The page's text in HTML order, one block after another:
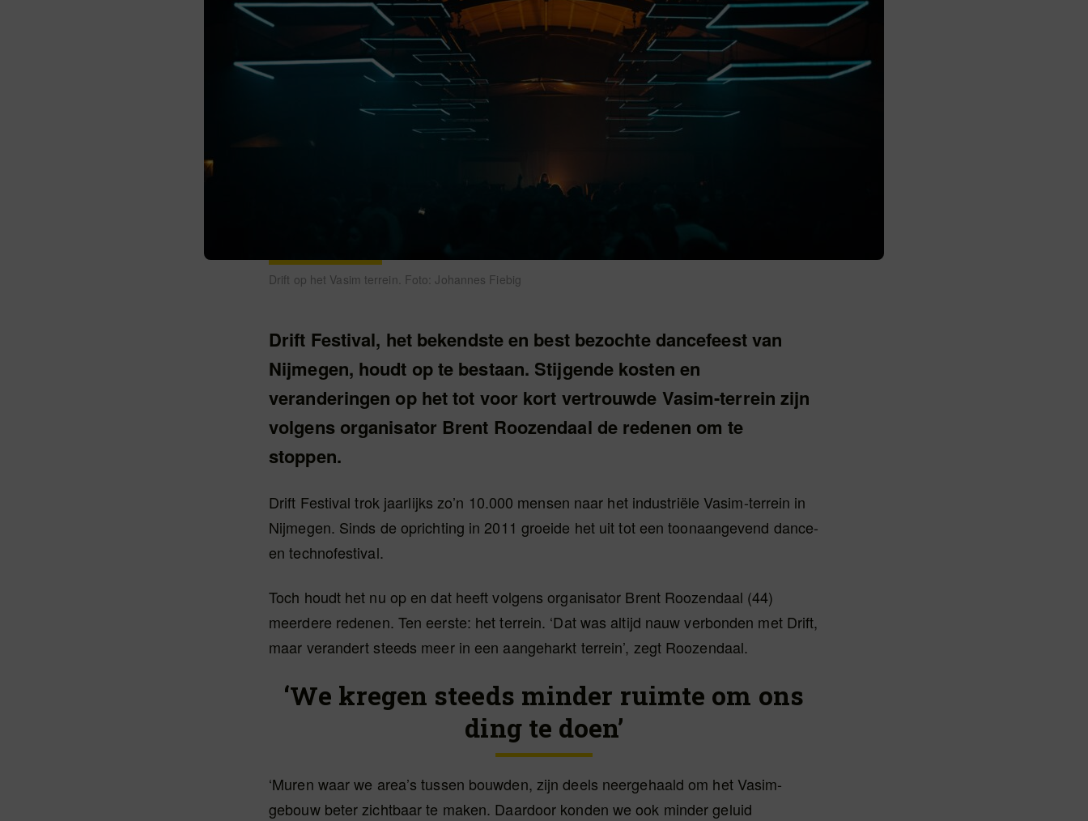
Drift op het Vasim terrein. Foto: Johannes Fiebig
Drift Festival, het bekendste en best bezochte dancefeest van
Nijmegen, houdt op te bestaan. Stijgende kosten en
veranderingen op het tot voor kort vertrouwde Vasim-terrein zijn
volgens organisator Brent Roozendaal de redenen om te
stoppen.
Drift Festival trok jaarlijks zo’n 10.000 mensen naar het industriële Vasim-terrein in
Nijmegen. Sinds de oprichting in 2011 groeide het uit tot een toonaangevend dance-
en technofestival.
Toch houdt het nu op en dat heeft volgens organisator Brent Roozendaal (44)
meerdere redenen. Ten eerste: het terrein. ‘Dat was altijd nauw verbonden met Drift,
maar verandert steeds meer in een aangeharkt terrein’, zegt Roozendaal.
‘We kregen steeds minder ruimte om ons
ding te doen’
‘Muren waar we area’s tussen bouwden, zijn deels neergehaald om het Vasim-
gebouw beter zichtbaar te maken. Daardoor konden we ook minder geluid